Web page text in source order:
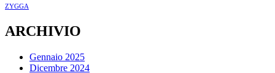
ZYGGA
ARCHIVIO
Gennaio 2025
Dicembre 2024